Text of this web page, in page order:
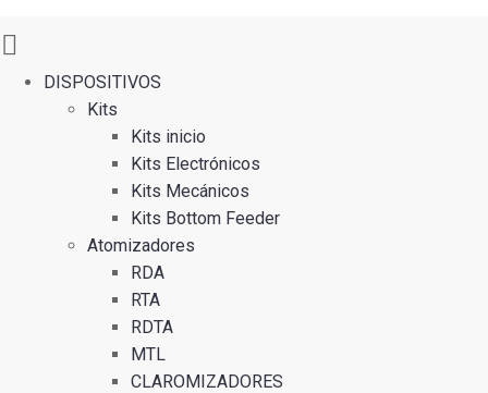
DISPOSITIVOS
Kits
Kits inicio
Kits Electrónicos
Kits Mecánicos
Kits Bottom Feeder
Atomizadores
RDA
RTA
RDTA
MTL
CLAROMIZADORES